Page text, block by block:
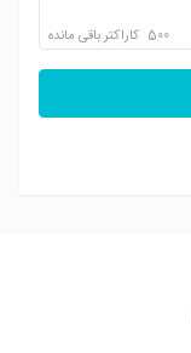
500 کاراکتر باقی مانده